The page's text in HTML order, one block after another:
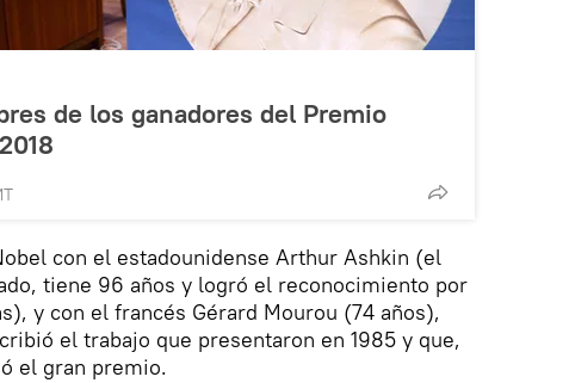
de los ganadores del Premio
con el estadounidense Arthur Ashkin (el
tiene 96 años y logró el reconocimiento por
y con el francés Gérard Mourou (74 años),
el trabajo que presentaron en 1985 y que,
el gran premio.